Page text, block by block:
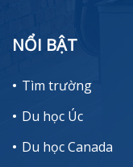
NỔI BẬT
Tìm trường
Du học Úc
Du học Canada